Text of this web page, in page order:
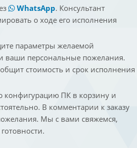
WhatsApp. Консультант
о ходе его исполнения
параметры желаемой
ваши персональные пожелания.
стоимость и срок исполнения
ПК в корзину и
В комментарии к заказу
Мы с вами свяжемся,